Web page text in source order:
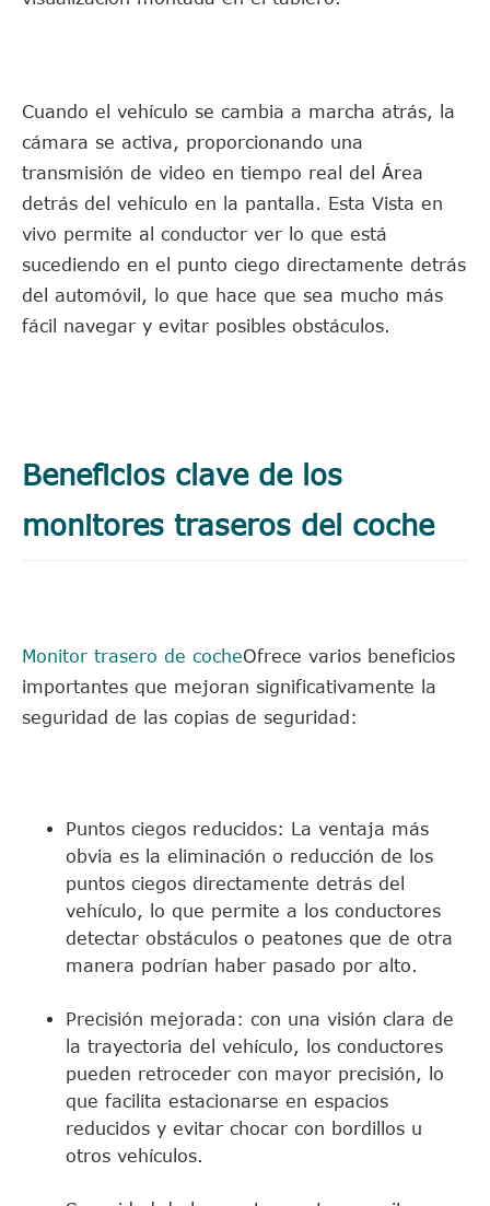
Cuando el vehículo se cambia a marcha atrás, la
cámara se activa, proporcionando una
transmisión de video en tiempo real del Área
detrás del vehículo en la pantalla. Esta Vista en
vivo permite al conductor ver lo que está
sucediendo en el punto ciego directamente detrás
del automóvil, lo que hace que sea mucho más
fácil navegar y evitar posibles obstáculos.
Beneficios clave de los
monitores traseros del coche
Monitor trasero de cocheOfrece varios beneficios
importantes que mejoran significativamente la
seguridad de las copias de seguridad:
Puntos ciegos reducidos: La ventaja más
obvia es la eliminación o reducción de los
puntos ciegos directamente detrás del
vehículo, lo que permite a los conductores
detectar obstáculos o peatones que de otra
manera podrían haber pasado por alto.
Precisión mejorada: con una visión clara de
la trayectoria del vehículo, los conductores
pueden retroceder con mayor precisión, lo
que facilita estacionarse en espacios
reducidos y evitar chocar con bordillos u
otros vehículos.